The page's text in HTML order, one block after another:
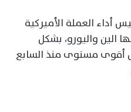
أداء العملة الأميركية
الين واليورو، بشكل
أن سجل أقوى مستوى منذ السابع